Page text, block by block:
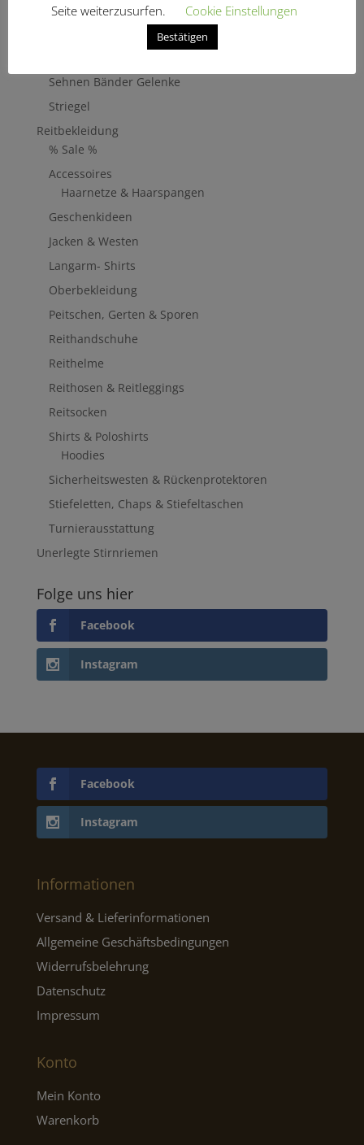
Pferdewäsche
Putzzeug & Zubehör
Sehnen Bänder Gelenke
Striegel
Reitbekleidung
% Sale %
Accessoires
Haarnetze & Haarspangen
Geschenkideen
Jacken & Westen
Langarm- Shirts
Oberbekleidung
Peitschen, Gerten & Sporen
Reithandschuhe
Reithelme
Reithosen & Reitleggings
Reitsocken
Shirts & Poloshirts
Hoodies
Sicherheitswesten & Rückenprotektoren
Stiefeletten, Chaps & Stiefeltaschen
Turnierausstattung
Unerlegte Stirnriemen
Folge uns hier
Facebook
Instagram
Facebook
Instagram
Informationen
Versand & Lieferinformationen
Allgemeine Geschäftsbedingungen
Widerrufsbelehrung
Datenschutz
Impressum
Konto
Mein Konto
Warenkorb
Seite weiterzusurfen.
Cookie Einstellungen
Bestätigen